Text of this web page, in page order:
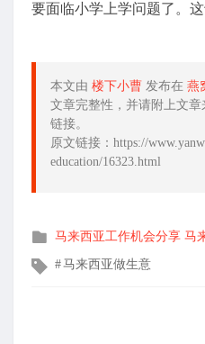
要面临小学上学问题了。
本文由 楼下小曹 发布在 燕
文章完整性，并请附上文
链接。
原文链接：https://
education/16323.html
发
在
马来西亚工作机会分享 马
文马来西亚做生意